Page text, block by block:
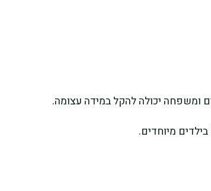
ומשפחה יכולה להקל במידה עצומה.
מיוחדים.